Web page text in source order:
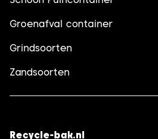
Groenafval container
Grindsoorten
Zandsoorten
Recycle-bak.nl